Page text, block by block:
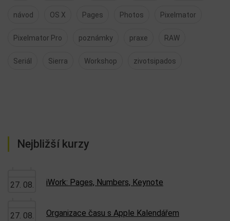
návod OS X Pages Photos Pixelmator
Pixelmator Pro poznámky praxe RAW
Seriál Sierra Workshop zivotsipados
Nejbližší kurzy
27. 08. iWork: Pages, Numbers, Keynote
27. 08. Organizace času s Apple Kalendářem